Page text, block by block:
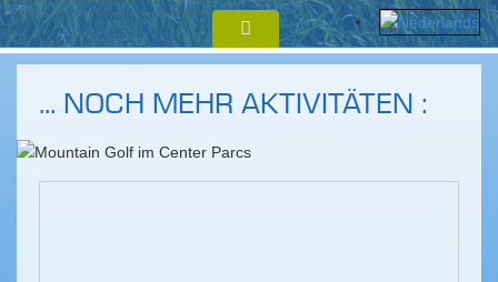
... NOCH MEHR AKTIVITÄTEN :